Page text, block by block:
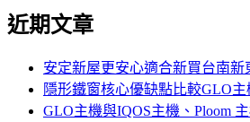
關
近期文章
安定新屋更安心適合新買台南新
隱形鐵窗核心優缺點比較GLO
GLO主機與IQOS主機、Ploom